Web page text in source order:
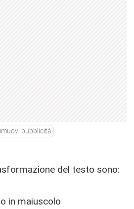
pubblicità
del testo sono:
in maiuscolo